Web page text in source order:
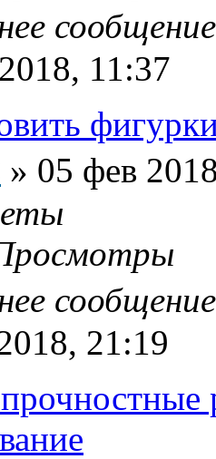
11:37
» 05 фев
21:19